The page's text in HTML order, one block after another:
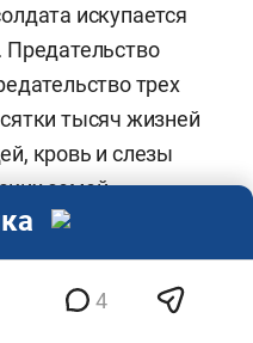
искупается
Предательство
трех
тысяч жизней
кровь и слезы
семей.
битва за обновление
взглянуть
4